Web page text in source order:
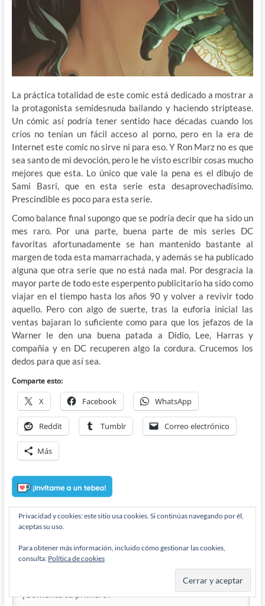
La práctica totalidad de este comic está dedicado a mostrar a
la protagonista semidesnuda bailando y haciendo striptease.
Un cómic así podría tener sentido hace décadas cuando los
críos no tenían un fácil acceso al porno, pero en la era de
Internet este comic no sirve ni para eso. Y Ron Marz no es que
sea santo de mi devoción, pero le he visto escribir cosas mucho
mejores que esta. Lo único que vale la pena es el dibujo de
Sami Basri, que en esta serie esta desaprovechadísimo.
Prescindible es poco para esta serie.
Como balance final supongo que se podría decir que ha sido un
mes raro. Por una parte, buena parte de mis series DC
favoritas afortunadamente se han mantenido bastante al
margen de toda esta mamarrachada, y además se ha publicado
alguna que otra serie que no está nada mal. Por desgracia la
mayor parte de todo este esperpento publicitario ha sido como
viajar en el tiempo hasta los años 90 y volver a revivir todo
aquello. Pero con algo de suerte, tras la euforia inicial las
ventas bajaran lo suficiente como para que los jefazos de la
Warner le den una buena patada a Didio, Lee, Harras y
compañía y en DC recuperen algo la cordura. Crucemos los
dedos para que así sea.
Comparte esto:
X Facebook WhatsApp
Reddit Tumblr Correo electrónico
Más
Suscribirse
Privacidad y cookies: este sitio usa cookies. Si continúas navegando por él,
aceptas su uso.
Para obtener más información, incluido cómo gestionar las cookies,
consulta: Política de cookies